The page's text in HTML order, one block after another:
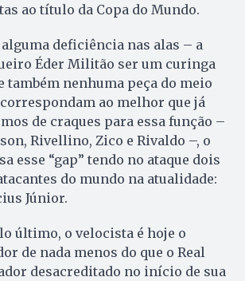
ao título da Copa do Mundo.
deficiência nas alas – a
Éder Militão ser um curinga
também nenhuma peça do meio
ao melhor que já
de craques para essa função –
Rivellino, Zico e Rivaldo –, o
esse “gap” tendo no ataque dois
do mundo na atualidade:
Júnior.
último, o velocista é hoje o
de nada menos do que o Real
desacreditado no início de sua